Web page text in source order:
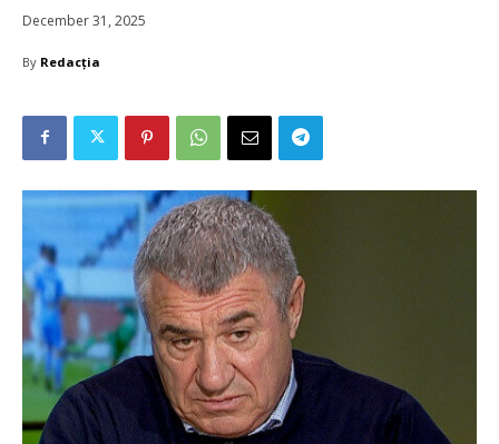
December 31, 2025
By Redacția